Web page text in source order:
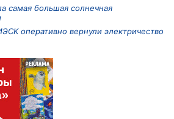
самая большая солнечная
оперативно вернули электричество